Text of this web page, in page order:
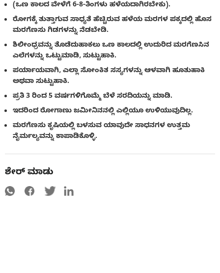
(ಒಣ ಕಾಲದ ವೇಳೆಗೆ 6-8-ತಿಂಗಳು ಹಳೆಯದಾಗಿರಬೇಕು).
ರೋಗಕ್ಕೆ ತುತ್ತಾಗುವ ಸಾಧ್ಯತೆ ಹೆಚ್ಚಿರುವ ಹಳೆಯ ಮರಗಳ ಪಕ್ಕದಲ್ಲಿ ಹೊಸ
ಮರಗೆಣಸು ಗಿಡಗಳನ್ನು ನೆಡಬೇಡಿ.
ಶಿಲೀಂಧ್ರವನ್ನು ತೊಡೆದುಹಾಕಲು ಒಣ ಕಾಲದಲ್ಲಿ ಉದುರಿದ ಮರಗೆಣಸಿನ
ಎಲೆಗಳನ್ನು ಒಟ್ಟುಮಾಡಿ, ಸುಟ್ಟುಹಾಕಿ.
ಪರ್ಯಾಯವಾಗಿ, ಎಲ್ಲಾ ಸೋಂಕಿತ ಸಸ್ಯಗಳನ್ನು ಆಳವಾಗಿ ಹೂತುಹಾಕಿ
ಅಥವಾ ಸುಟ್ಟುಹಾಕಿ.
ಪ್ರತಿ 3 ರಿಂದ 5 ವರ್ಷಗಳಿಗೊಮ್ಮೆ ಬೆಳೆ ಸರದಿಯನ್ನು ಮಾಡಿ.
ಇದರಿಂದ ರೋಗಾಣು ಜಮೀನಿನನಲ್ಲಿ ಎಲ್ಲಿಯೂ ಉಳಿಯುವುದಿಲ್ಲ.
ಮರಗೆಣಸು ಕೃಷಿಯಲ್ಲಿ ಬಳಸುವ ಯಾವುದೇ ಸಾಧನಗಳ ಉತ್ತಮ
ನೈರ್ಮಲ್ಯವನ್ನು ಕಾಪಾಡಿಕೊಳ್ಳಿ.
ಶೇರ್ ಮಾಡು